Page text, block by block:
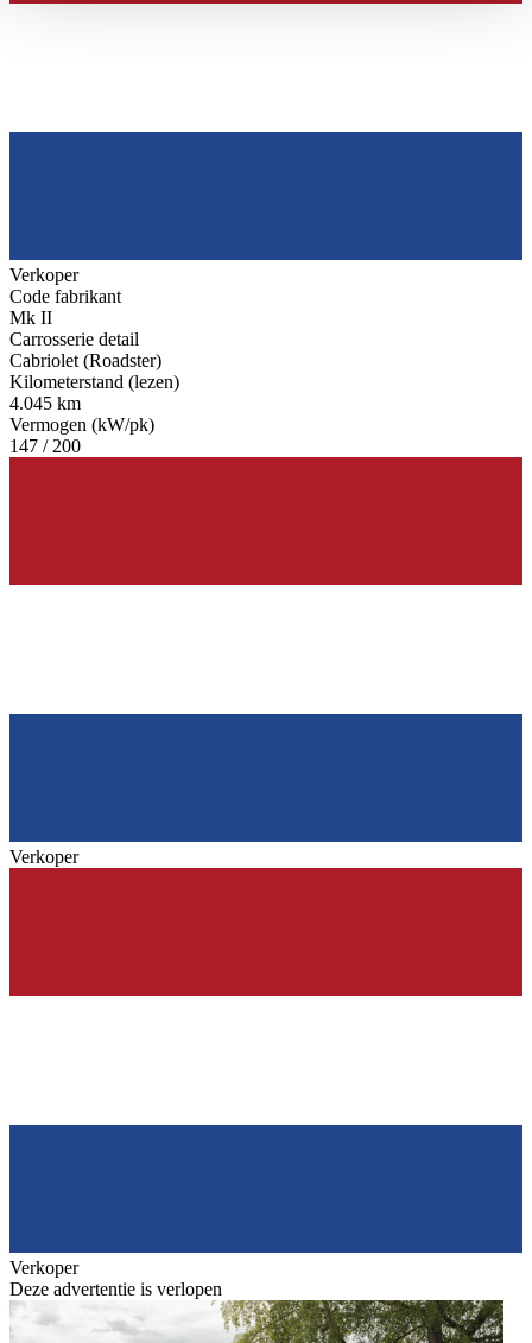
Verkoper
Code fabrikant
Mk II
Carrosserie detail
Cabriolet (Roadster)
Kilometerstand (lezen)
4.045 km
Vermogen (kW/pk)
147 / 200
Verkoper
Verkoper
Deze advertentie is verlopen